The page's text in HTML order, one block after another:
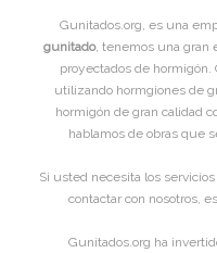
Gunitados.org, es una
gunitado, tenemos una gran
proyectados de
utilizando hormgiones de
hormigón de gran calidad
hablamos de obras que
Si usted necesita los
contactar con nosotros,
Gunitados.org ha